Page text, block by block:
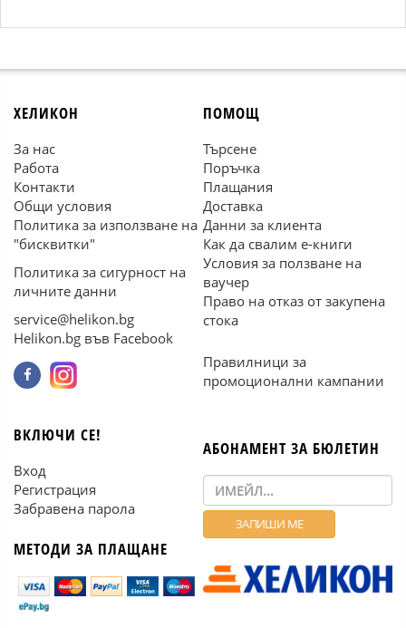
ХЕЛИКОН
За нас
Работа
Контакти
Общи условия
Политика за използване на
"бисквитки"
Политика за сигурност на
личните данни
service@helikon.bg
Helikon.bg във Facebook
ПОМОЩ
Търсене
Поръчка
Плащания
Доставка
Данни за клиента
Как да свалим е-книги
Условия за ползване на
ваучер
Право на отказ от закупена
стока
Правилници за
промоционални кампании
ВКЛЮЧИ СЕ!
Вход
Регистрация
Забравена парола
МЕТОДИ ЗА ПЛАЩАНЕ
АБОНАМЕНТ ЗА БЮЛЕТИН